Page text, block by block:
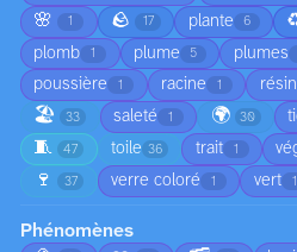
🌸 1 🪨 17 plante 6
plomb 1 plume 5 plumes
poussière 1 racine 1
🏖️ 33 saleté 1 🌍 30
🧵 47 toile 36 trait 1
🍷 37 verre coloré 1 vert 1
Phénomènes